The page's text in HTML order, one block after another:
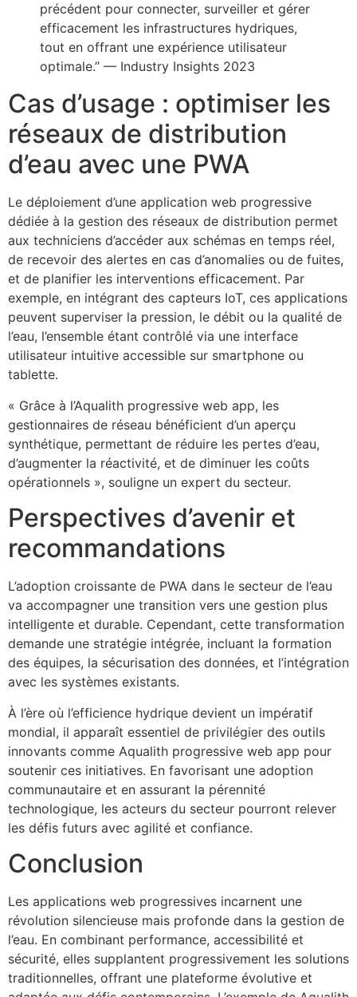
précédent pour connecter, surveiller et gérer
efficacement les infrastructures hydriques,
tout en offrant une expérience utilisateur
optimale.” — Industry Insights 2023
Cas d’usage : optimiser les
réseaux de distribution
d’eau avec une PWA
Le déploiement d’une application web progressive
dédiée à la gestion des réseaux de distribution permet
aux techniciens d’accéder aux schémas en temps réel,
de recevoir des alertes en cas d’anomalies ou de fuites,
et de planifier les interventions efficacement. Par
exemple, en intégrant des capteurs IoT, ces applications
peuvent superviser la pression, le débit ou la qualité de
l’eau, l’ensemble étant contrôlé via une interface
utilisateur intuitive accessible sur smartphone ou
tablette.
« Grâce à l’Aqualith progressive web app, les
gestionnaires de réseau bénéficient d’un aperçu
synthétique, permettant de réduire les pertes d’eau,
d’augmenter la réactivité, et de diminuer les coûts
opérationnels », souligne un expert du secteur.
Perspectives d’avenir et
recommandations
L’adoption croissante de PWA dans le secteur de l’eau
va accompagner une transition vers une gestion plus
intelligente et durable. Cependant, cette transformation
demande une stratégie intégrée, incluant la formation
des équipes, la sécurisation des données, et l’intégration
avec les systèmes existants.
À l’ère où l’efficience hydrique devient un impératif
mondial, il apparaît essentiel de privilégier des outils
innovants comme Aqualith progressive web app pour
soutenir ces initiatives. En favorisant une adoption
communautaire et en assurant la pérennité
technologique, les acteurs du secteur pourront relever
les défis futurs avec agilité et confiance.
Conclusion
Les applications web progressives incarnent une
révolution silencieuse mais profonde dans la gestion de
l’eau. En combinant performance, accessibilité et
sécurité, elles supplantent progressivement les solutions
traditionnelles, offrant une plateforme évolutive et